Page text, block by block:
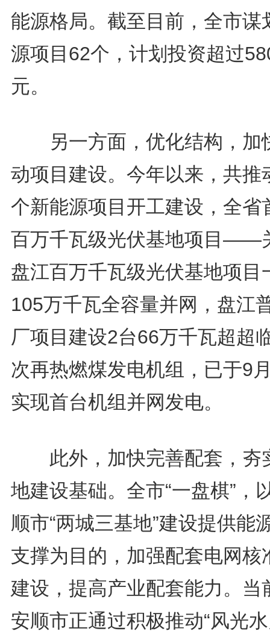
能源格局。截至目前，全市谋
源项目62个，计划投资超过
元。
另一方面，优化结构，加
动项目建设。今年以来，共推
个新能源项目开工建设，全省
百万千瓦级光伏基地项目——
盘江百万千瓦级光伏基地项目
105万千瓦全容量并网，盘江
厂项目建设2台66万千瓦超超
次再热燃煤发电机组，已于9
实现首台机组并网发电。
此外，加快完善配套，夯
地建设基础。全市“一盘棋”，
顺市“两城三基地”建设提供能
支撑为目的，加强配套电网核
建设，提高产业配套能力。当
安顺市正通过积极推动“风光